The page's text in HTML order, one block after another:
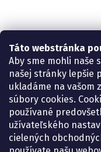
Táto webstránka
Aby sme mohli naše
našej stránky lepšie
ukladáme na vašom
súbory cookies.
používané
užívateľského
cielených